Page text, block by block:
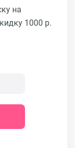
на
1000 р.